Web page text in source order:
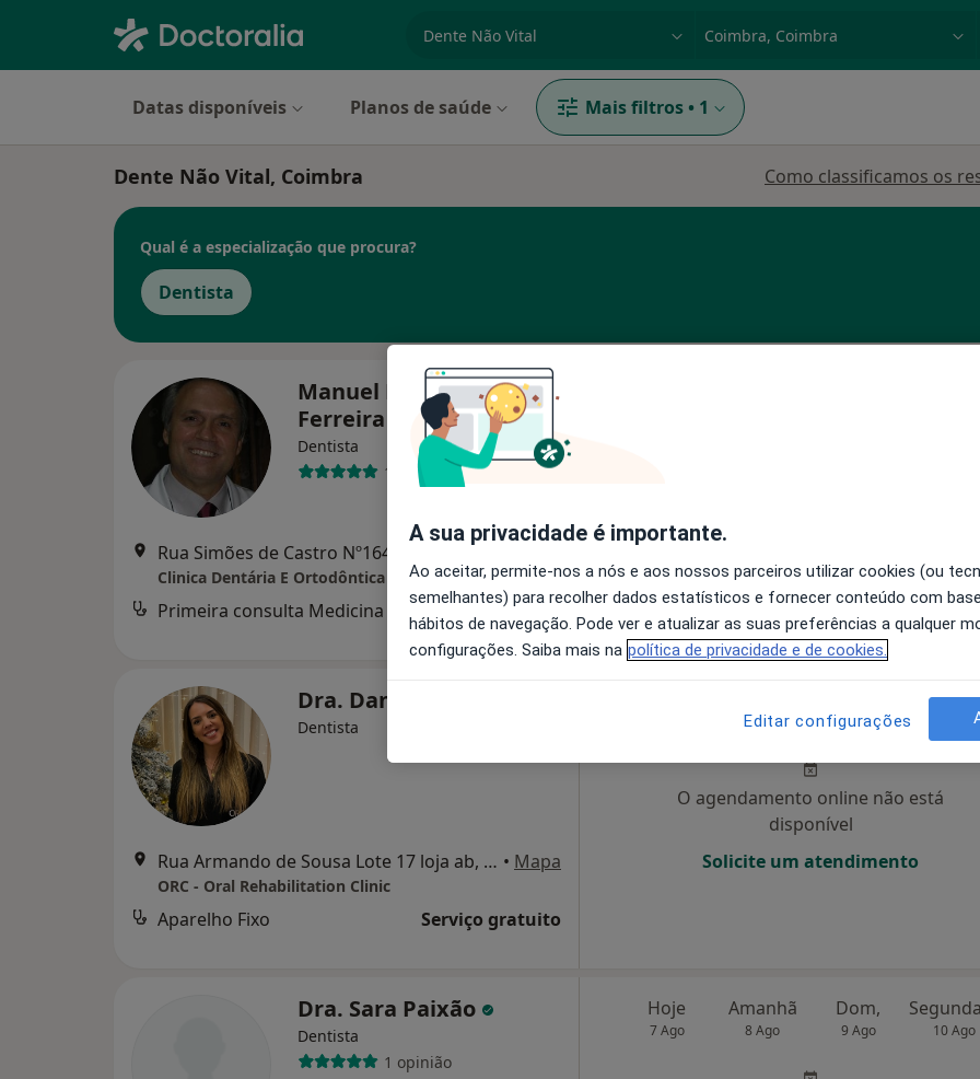
Datas disponíveis Planos de saúde Mais filtros • 1
Dente Não Vital, Coimbra Como classificamos os
Qual é a especialização que procura?
Dentista
Manuel Marques
Ferreira
Dentista
1 opinião
Clinica Dentária E Ortodôntica Marques Ferreira
Primeira consulta Medicina dentária desde 30 €
Dra. Daniela Santos
Dentista
Rua Armando de Sousa Lote 17 loja ab, Coimbra • Mapa
ORC - Oral Rehabilitation Clinic
Aparelho Fixo Serviço gratuito
8 Ago 9 Ago 10 Ago
O agendamento online não está
disponível
Solicite um atendimento
Dra. Sara Paixão
Dentista
1 opinião
Hoje
7 Ago
Amanhã
8 Ago
Dom,
9 Ago 10 Ago
A sua privacidade é importante.
Ao aceitar, permite-nos a nós e aos nossos parceiros utilizar cookies (ou
semelhantes) para recolher dados estatísticos e fornecer conteúdo com
hábitos de navegação. Pode ver e atualizar as suas preferências a qualquer
configurações. Saiba mais na política de privacidade e de cookies.
Editar configurações